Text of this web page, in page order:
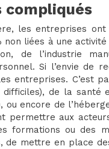
compliqués
les entreprises
non liées à une
de l’industrie
Si l’envie
entreprises. C’est
de la santé
ou encore de
permettre aux
formations ou des
mettre en place